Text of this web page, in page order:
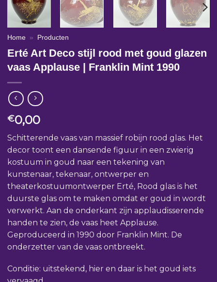
Home » Producten
Erté Art Deco stijl rood met goud glazen
vaas Applause | Franklin Mint 1990
€0,00
Schitterende vaas van massief robijn rood glas. Het
decor toont een dansende figuur in een zwierig
kostuum in goud naar een tekening van
kunstenaar, tekenaar, ontwerper en
theaterkostuumontwerper Erté, Rood glas is het
duurste glas om te maken omdat er goud in wordt
verwerkt. Aan de onderkant zijn applaudisserende
handen te zien, de vaas heet Applause.
Geproduceerd in 1990 door Franklin Mint. De
onderzetter van de vaas ontbreekt.
Conditie: uitstekend, hier en daar is het goud iets